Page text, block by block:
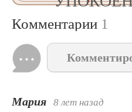
Комментарии 1
Мария 8 лет назад